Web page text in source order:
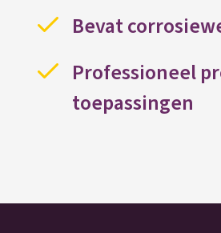
Bevat
Professioneel
toepassingen